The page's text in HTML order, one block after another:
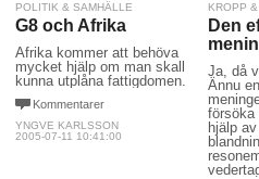
POLITIK & SAMHÄLLE
G8 och Afrika
Afrika kommer att behöva
mycket hjälp om man skall
kunna utplåna fattigdomen.
Kommentarer
YNGVE KARLSSON
2005-07-11 10:41:00
KROPP
Den
Ja, då
Ännu
försöka
hjälp